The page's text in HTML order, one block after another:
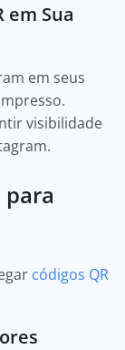
em Sua
em seus
visibilidade
para
códigos QR